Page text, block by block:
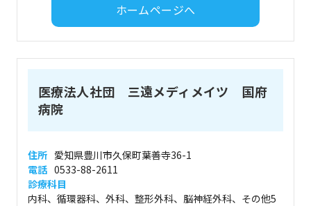
ホームページへ
医療法人社団 三遠メディメイツ 国府
病院
住所 愛知県豊川市久保町葉善寺36-1
電話 0533-88-2611
診療科目
内科、循環器科、外科、整形外科、脳神経外科、その他5